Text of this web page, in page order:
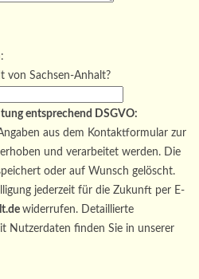
von Sachsen-Anhalt?
entsprechend DSGVO:
aus dem Kontaktformular zur
und verarbeitet werden. Die
oder auf Wunsch gelöscht.
jederzeit für die Zukunft per E-
widerrufen. Detaillierte
Nutzerdaten finden Sie in unserer